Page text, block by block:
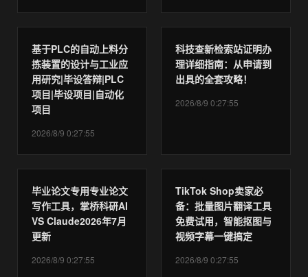
基于PLC的自动上料分
拣装置的设计与工业应
用研究|毕设答辩|PLC
项目|毕设项目|自动化
项目
2026/8/9 0:27:55
科技查新检索站证明办
理详细指南：从申请到
出具的全套攻略！
2026/8/9 0:27:55
毕业论文专用专业论文
写作工具，掌桥科研AI
VS Claude2026年7月
更新
2026/8/9 0:27:55
TikTok Shop卖家必
备：批量图片翻译工具
免费试用，智能抠图与
视频字幕一键搞定
2026/8/9 0:27:55